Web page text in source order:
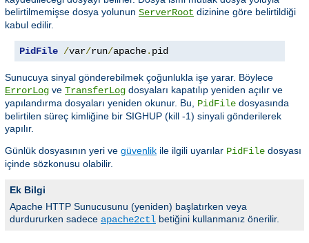
belirtilmemişse dosya yolunun ServerRoot dizinine göre belirtildiği
kabul edilir.
PidFile /var/run/apache. pid
Sunucuya sinyal gönderebilmek çoğunlukla işe yarar. Böylece
ErrorLog ve TransferLog dosyaları kapatılıp yeniden açılır ve
yapılandırma dosyaları yeniden okunur. Bu, PidFile dosyasında
belirtilen süreç kimliğine bir SIGHUP (kill -1) sinyali gönderilerek
yapılır.
Günlük dosyasının yeri ve güvenlik ile ilgili uyarılar PidFile dosyası
içinde sözkonusu olabilir.
Ek Bilgi
Apache HTTP Sunucusunu (yeniden) başlatırken veya
durdururken sadece apache2ctl betiğini kullanmanız önerilir.